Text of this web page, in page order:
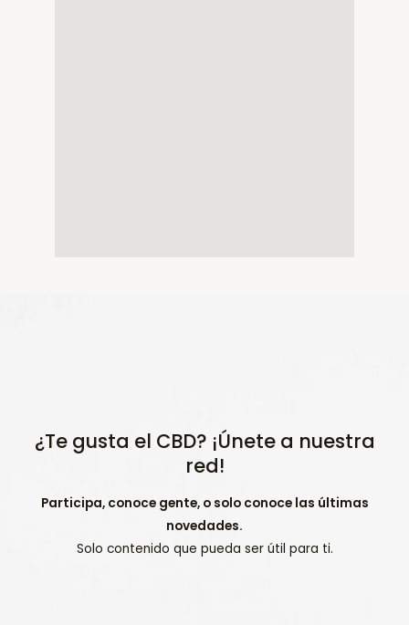
¿Te gusta el CBD? ¡Únete a nuestra
red!
Participa, conoce gente, o solo conoce las últimas
novedades.
Solo contenido que pueda ser útil para ti.